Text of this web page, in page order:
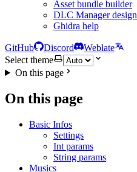
Asset bundle builder
DLC Manager design
Ghidra help
GitHub Discord
Weblate
Select theme
On this page
On this page
Basic Infos
Settings
Int params
String params
Musics